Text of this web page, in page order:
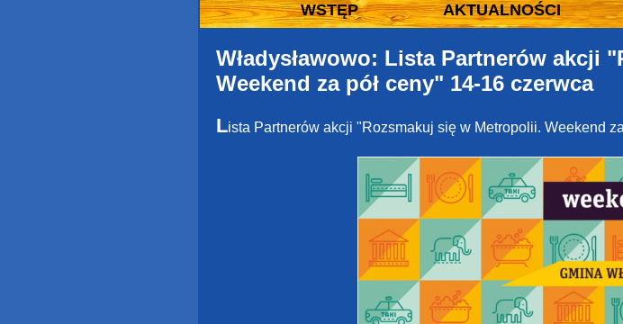
WSTĘP AKTUALNOŚCI
Władysławowo: Lista Partnerów akcji
Weekend za pół ceny" 14-16 czerwca
Lista Partnerów akcji "Rozsmakuj się w Metropolii. Weekend